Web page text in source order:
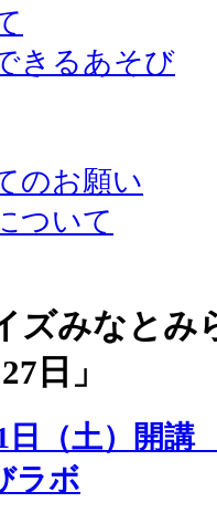
きるあそび
のお願い
ついて
ズみなと
日 」
日（土）開
ラボ